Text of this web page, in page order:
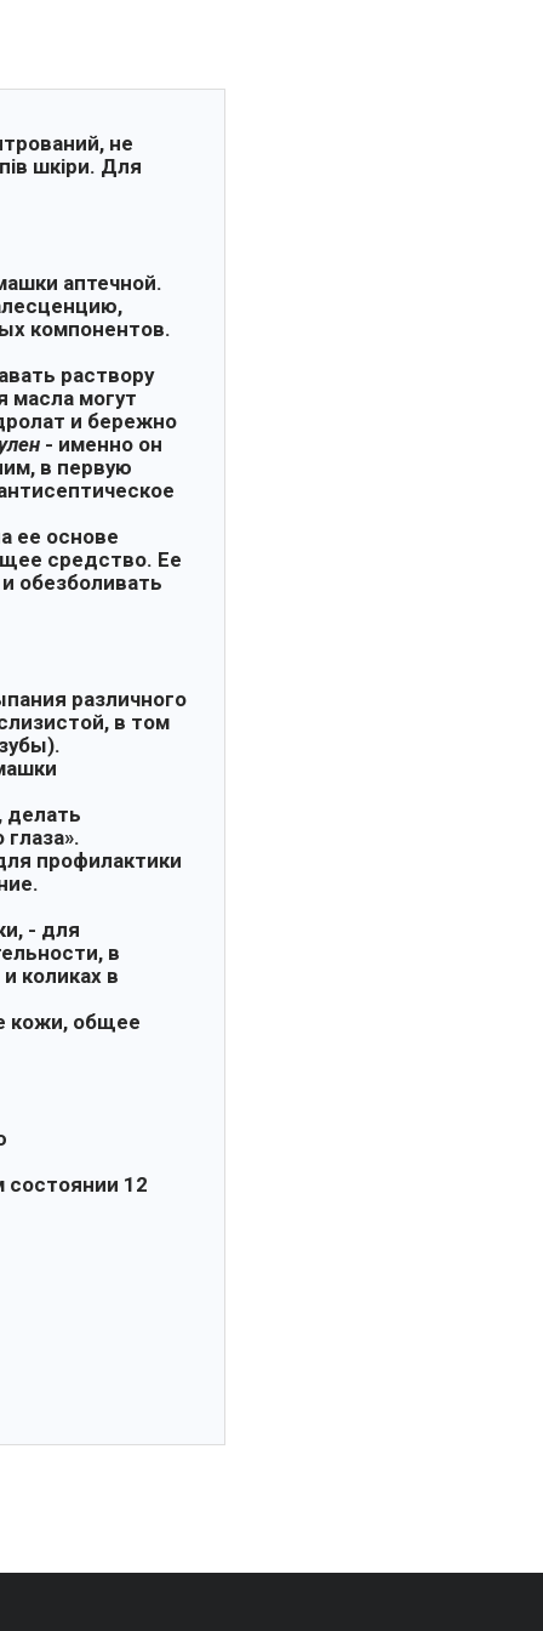
не
шкіри. Для
аптечной.
компонентов.
раствору
масла могут
и бережно
- именно он
в первую
ее основе
средство. Ее
обезболивать
различного
в том
делать
профилактики
- для
в
коликах в
кожи, общее
12